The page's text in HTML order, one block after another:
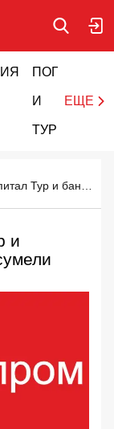
ПОГОДА
И
ТУРИЗМ
ЕЩЕ
и